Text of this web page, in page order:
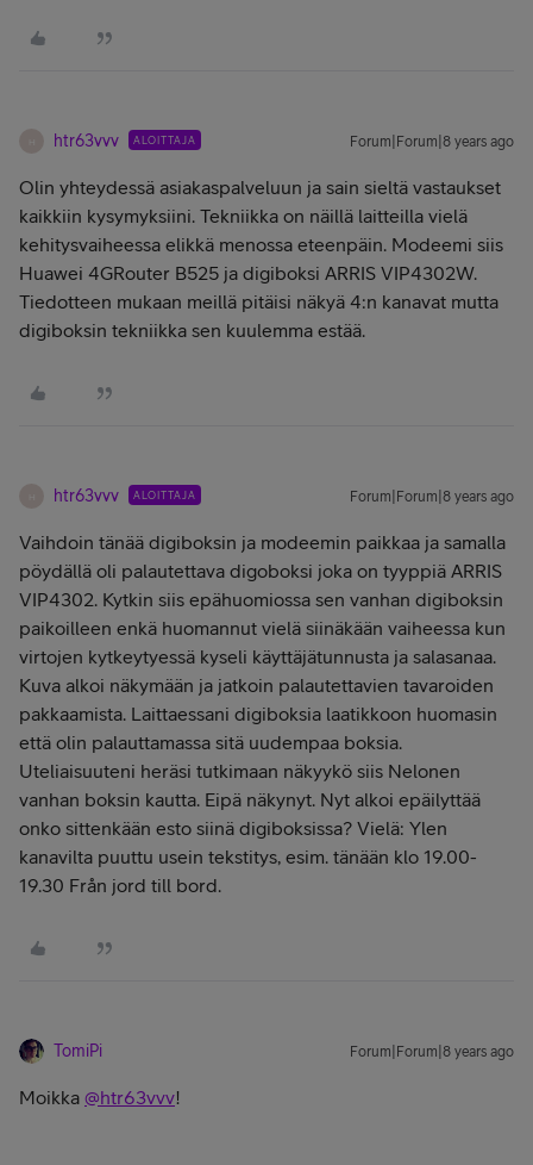
htr63vvv ALOITTAJA Forum|Forum|8 years ago
Olin yhteydessä asiakaspalveluun ja sain sieltä vastaukset
kaikkiin kysymyksiini. Tekniikka on näillä laitteilla vielä
kehitysvaiheessa elikkä menossa eteenpäin. Modeemi siis
Huawei 4GRouter B525 ja digiboksi ARRIS VIP4302W.
Tiedotteen mukaan meillä pitäisi näkyä 4:n kanavat mutta
digiboksin tekniikka sen kuulemma estää.
htr63vvv ALOITTAJA Forum|Forum|8 years ago
Vaihdoin tänää digiboksin ja modeemin paikkaa ja samalla
pöydällä oli palautettava digoboksi joka on tyyppiä ARRIS
VIP4302. Kytkin siis epähuomiossa sen vanhan digiboksin
paikoilleen enkä huomannut vielä siinäkään vaiheessa kun
virtojen kytkeytyessä kyseli käyttäjätunnusta ja salasanaa.
Kuva alkoi näkymään ja jatkoin palautettavien tavaroiden
pakkaamista. Laittaessani digiboksia laatikkoon huomasin
että olin palauttamassa sitä uudempaa boksia.
Uteliaisuuteni heräsi tutkimaan näkyykö siis Nelonen
vanhan boksin kautta. Eipä näkynyt. Nyt alkoi epäilyttää
onko sittenkään esto siinä digiboksissa? Vielä: Ylen
kanavilta puuttu usein tekstitys, esim. tänään klo 19.00-
19.30 Från jord till bord.
TomiPi Forum|Forum|8 years ago
Moikka @htr63vvv!